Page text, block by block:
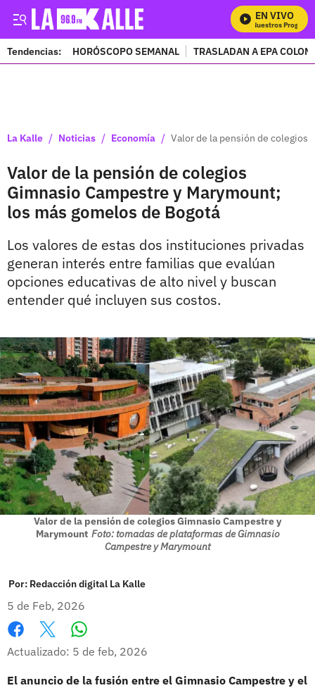
EN VIVO
Mira Todos Nuestros Programas
Tendencias: HORÓSCOPO SEMANAL TRASLADAN A EPA
La Kalle / Noticias / Economía / Valor de la pensión de colegios
Valor de la pensión de colegios
Gimnasio Campestre y Marymount;
los más gomelos de Bogotá
Los valores de estas dos instituciones privadas
generan interés entre familias que evalúan
opciones educativas de alto nivel y buscan
entender qué incluyen sus costos.
Valor de la pensión de colegios Gimnasio Campestre y
Marymount Foto: tomadas de plataformas de Gimnasio
Campestre y Marymount
Por: Redacción digital La Kalle
5 de Feb, 2026
Facebook
X
Actualizado: 5 de feb, 2026
El anuncio de la fusión entre el Gimnasio Campestre y el